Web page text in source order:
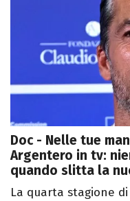
Doc - Nelle tue
Argentero in tv:
quando slitta la
La quarta stagione